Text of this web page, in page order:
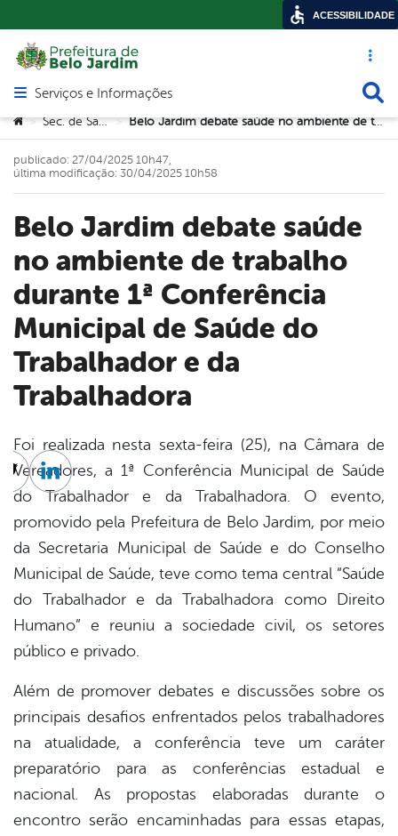
Acesso
Abrir menu principal de navegação
Serviços e Informações
Você está aqui:
> Sec. de Saúde > Belo Jardim debate saúde no ambiente de trabalho durante 1ª Conferência Municipal de Saúde do Trabalhador e da Trabalhadora
Belo Jardim debate saúde
no ambiente de trabalho
durante 1ª Conferência
Municipal de Saúde do
Trabalhador e da
Trabalhadora
publicado: 27/04/2025 10h47,
última modificação: 30/04/2025 10h58
Foi realizada nesta sexta-feira (25), na Câmara de
Vereadores, a 1ª Conferência Municipal de Saúde
do Trabalhador e da Trabalhadora. O evento,
promovido pela Prefeitura de Belo Jardim, por meio
da Secretaria Municipal de Saúde e do Conselho
Municipal de Saúde, teve como tema central “Saúde
do Trabalhador e da Trabalhadora como Direito
Humano” e reuniu a sociedade civil, os setores
público e privado.
Além de promover debates e discussões sobre os
principais desafios enfrentados pelos trabalhadores
na atualidade, a conferência teve um caráter
preparatório para as conferências estadual e
nacional. As propostas elaboradas durante o
encontro serão encaminhadas para essas etapas,
Twitter
Linkedin
ACESSIBILIDADE